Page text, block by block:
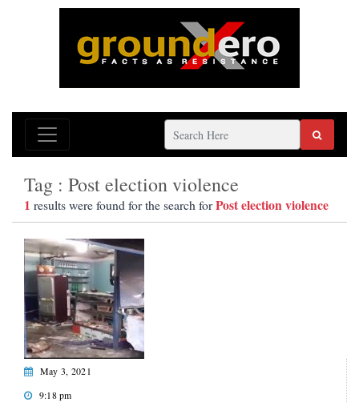
Tag : Post election violence
1 results were found for the search forPost election violence
May 3, 2021
9:18 pm